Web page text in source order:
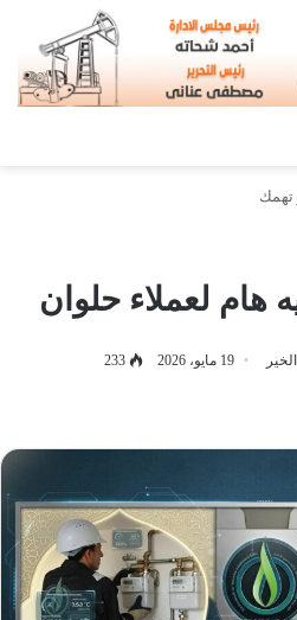
تهمك
هام لعملاء حلوان
19 مايو، 2026 233